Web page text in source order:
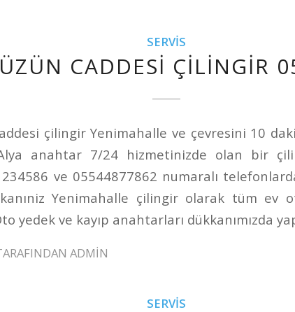
SERVIS
CADDESI ÇILINGIR
çilingir Yenimahalle ve çevresini 10
anahtar 7/24 hizmetinizde olan bir
ve 05544877862 numaralı
Yenimahalle çilingir olarak tüm ev
yedek ve kayıp anahtarları dükkanımızda
ADMIN
SERVIS